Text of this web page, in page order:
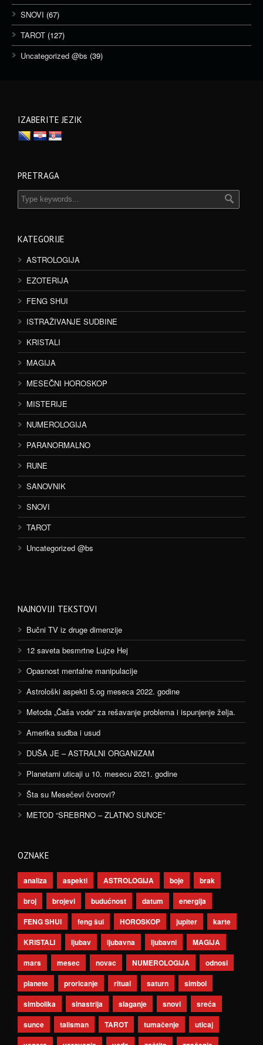
SNOVI (67)
TAROT (127)
Uncategorized @bs (39)
IZABERITE JEZIK
PRETRAGA
KATEGORIJE
ASTROLOGIJA
EZOTERIJA
FENG SHUI
ISTRAŽIVANJE SUDBINE
KRISTALI
MAGIJA
MESEČNI HOROSKOP
MISTERIJE
NUMEROLOGIJA
PARANORMALNO
RUNE
SANOVNIK
SNOVI
TAROT
Uncategorized @bs
NAJNOVIJI TEKSTOVI
Bučni TV iz druge dimenzije
12 saveta besmrtne Lujze Hej
Opasnost mentalne manipulacije
Astrološki aspekti 5.og meseca 2022. godine
Metoda „Čaša vode“ za rešavanje problema i ispunjenje želja.
Amerika sudba i usud
DUŠA JE – ASTRALNI ORGANIZAM
Planetarni uticaji u 10. mesecu 2021. godine
Šta su Mesečevi čvorovi?
METOD “SREBRNO – ZLATNO SUNCE”
OZNAKE
analiza aspekti ASTROLOGIJA boje
brak
broj
brojevi budućnost datum
energija
FENG SHUI
feng šui HOROSKOP jupiter
karte
KRISTALI
ljubav ljubavna ljubavni
MAGIJA
mars
mesec novac NUMEROLOGIJA
odnosi
planete
proricanje ritual saturn
simbol
simbolika
sinastrija slaganje snovi
sreća
sunce
talisman TAROT tumačenje
uticaj